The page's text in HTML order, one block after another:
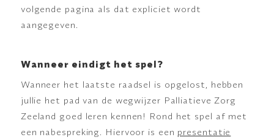
volgende pagina als dat expliciet wordt
aangegeven.
Wanneer eindigt het spel?
Wanneer het laatste raadsel is opgelost, hebben
jullie het pad van de wegwijzer Palliatieve Zorg
Zeeland goed leren kennen! Rond het spel af met
een nabespreking. Hiervoor is een presentatie